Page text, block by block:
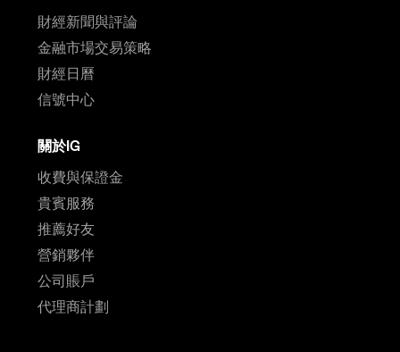
財經新聞與評論
金融市場交易策略
財經日曆
信號中心
關於IG
收費與保證金
貴賓服務
推薦好友
營銷夥伴
公司賬戶
代理商計劃